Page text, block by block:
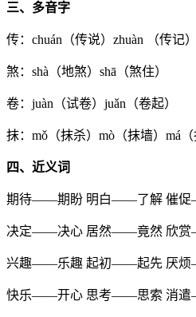
三、多音字
传：chuán（传说）zhuàn （传记）
煞：shà（地煞）shā（煞住）
卷：juàn（试卷）juǎn（卷起）
抹：mǒ（抹杀）mò（抹墙）má（
四、近义词
期待——期盼 明白——了解 催
决定——决心 居然——竟然 欣
兴趣——乐趣 起初——起先 厌
快乐——开心 思考——思索 消